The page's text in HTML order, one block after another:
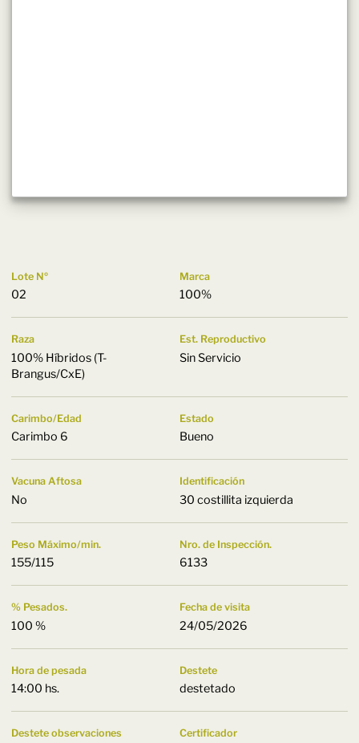
Lote Nº
02
Marca
100%
Raza
100% Híbridos (T-
Brangus/CxE)
Est. Reproductivo
Sin Servicio
Carimbo/Edad
Carimbo 6
Estado
Bueno
Vacuna Aftosa
No
Identificación
30 costillita izquierda
Peso Máximo/min.
155/115
Nro. de Inspección.
6133
% Pesados.
100 %
Fecha de visita
24/05/2026
Hora de pesada
14:00 hs.
Destete
destetado
Destete observaciones Certificador